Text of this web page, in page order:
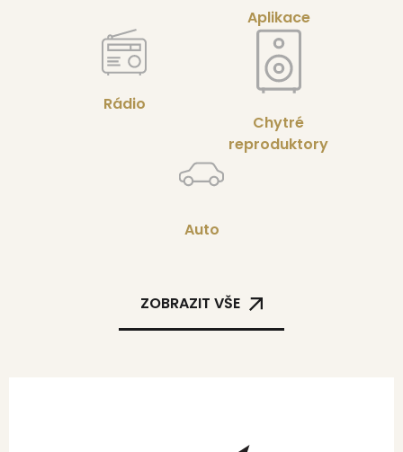
Aplikace
Rádio
Chytré
reproduktory
Auto
ZOBRAZIT VŠE